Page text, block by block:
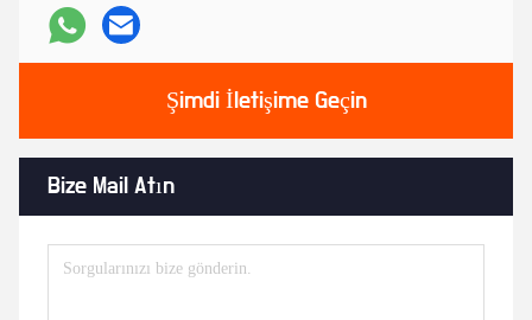
Şimdi İletişime Geçin
Bize Mail Atın